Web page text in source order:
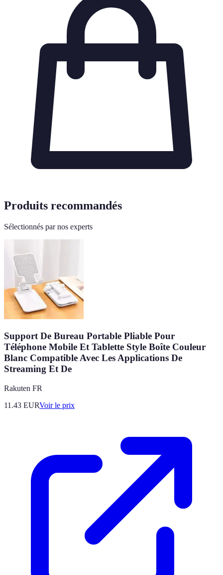
Produits recommandés
Sélectionnés par nos experts
Support De Bureau Portable Pliable Pour
Téléphone Mobile Et Tablette Style Boîte Couleur
Blanc Compatible Avec Les Applications De
Streaming Et De
Rakuten FR
11.43 EURVoir le prix